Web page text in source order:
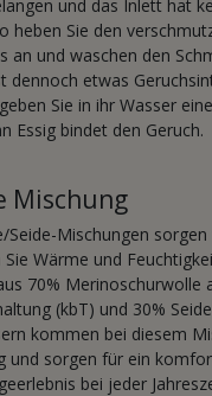
und das Inlett hat
heben Sie den
an und waschen den
dennoch etwas
Sie in ihr Wasser
Essig bindet den Geruch.
Mischung
Seide-Mischungen
Wärme und
70% Merinoschurwolle
(kbT) und 30%
kommen bei diesem
und sorgen für ein
bei jeder